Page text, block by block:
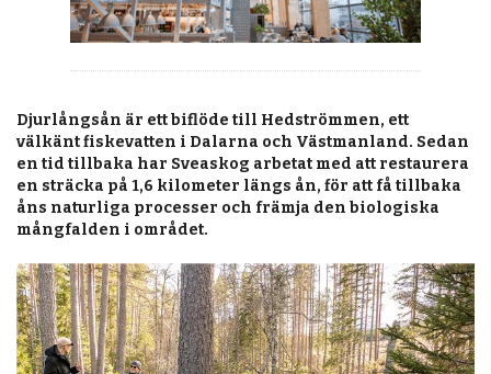
KALENDER
ANNONSERA
OM OSS
BUTIK
Djurlångsån är ett biflöde till Hedströmmen, ett
välkänt fiskevatten i Dalarna och Västmanland. Sedan
en tid tillbaka har Sveaskog arbetat med att restaurera
en sträcka på 1,6 kilometer längs ån, för att få tillbaka
åns naturliga processer och främja den biologiska
mångfalden i området.